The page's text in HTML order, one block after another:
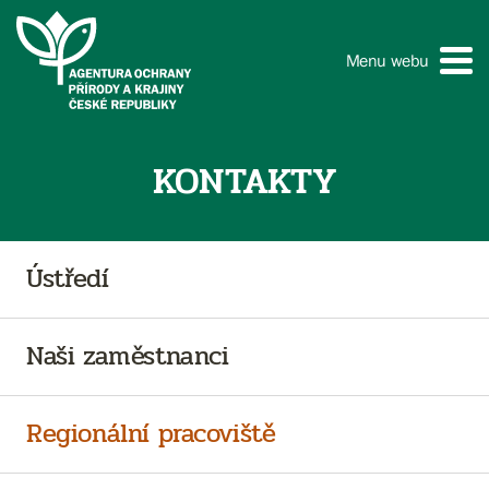
Menu webu
KONTAKTY
Ústředí
Naši zaměstnanci
Regionální pracoviště